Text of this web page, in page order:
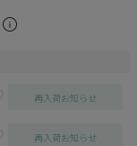
再入荷お知らせ
再入荷お知らせ